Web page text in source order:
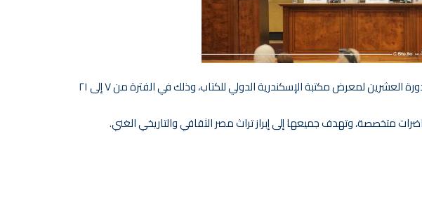
يسر مركز توثيق التراث الحضاري والطبيعي أن يعلن عن برنامجه المتنوع من الفعاليات المقامة على هامش الدورة العشرين لمعرض مكتبة الإسكندرية الدولي للكتاب، وذلك في الفترة من ٧ إلى ٢١
متخصصة، وتهدف جميعها إلى إبراز تراث مصر الثقافي والتاريخي الغني.